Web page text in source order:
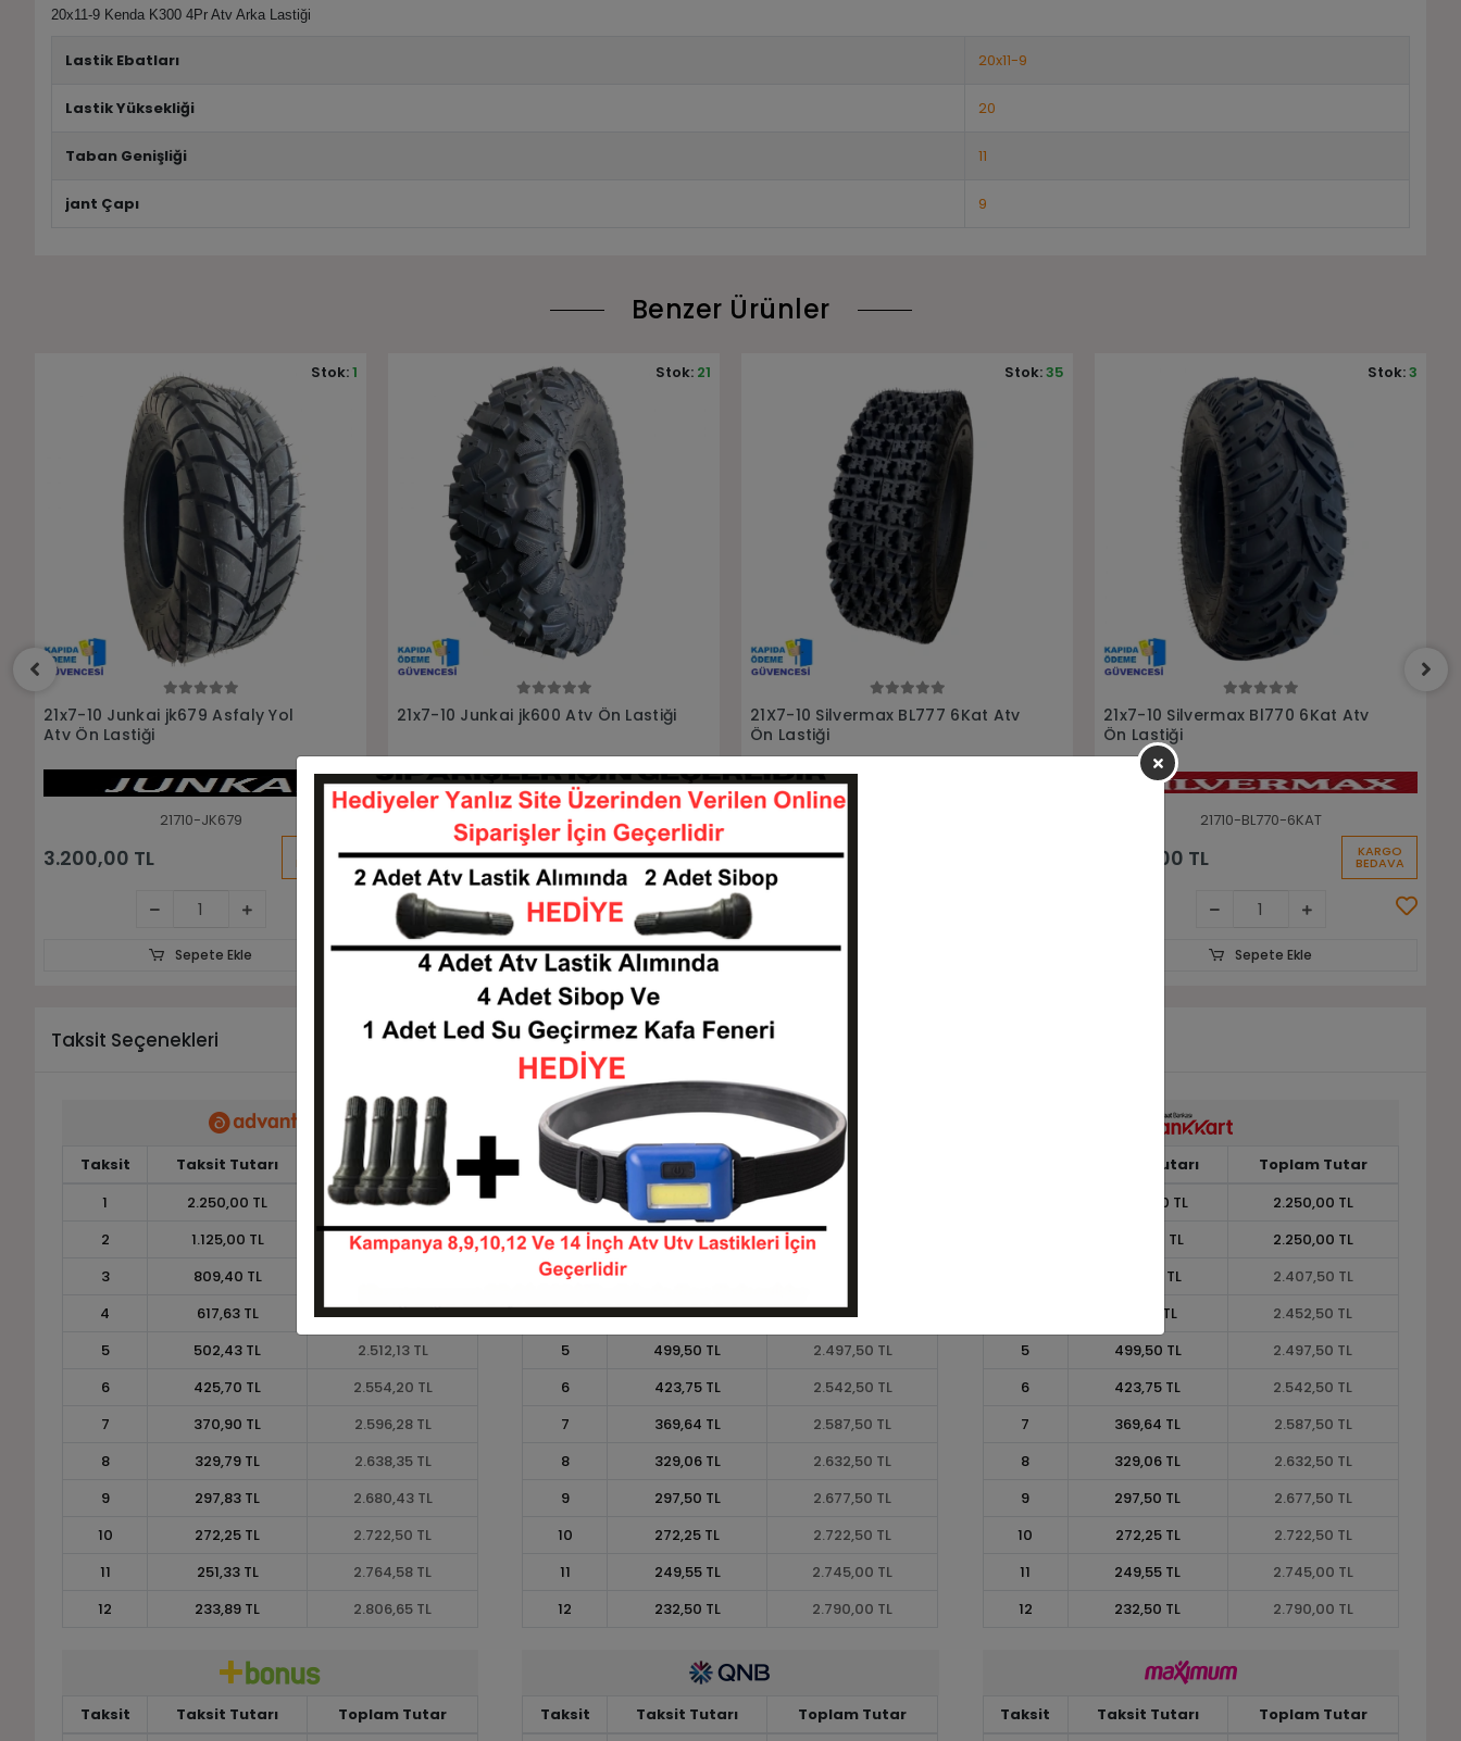
20x11-9 Kenda K300 4Pr Atv Arka Lastiği
Lastik Ebatları 20x11-9
Lastik Yüksekliği 20
Taban Genişliği 11
jant Çapı 9
Benzer Ürünler
21x7-10 Junkai jk600 Atv Ön Lastiği
21710-JK600
3.000,00 TL KARGO
BEDAVA
Stok:21
Sepete Ekle
21X7-10 Silvermax BL777 6Kat Atv
21710-BL777-6KAT
3.368,64 TL KARGO
BEDAVA
Stok:35
Sepete Ekle
21x7-10 Silvermax Bl770 6Kat Atv
Ön Lastiği
3.146,00 TL
Stok:3
21x7-10 20x10-9 Wattstone 6 Kat
Ön Arka Takım Atv Lastiği
21710-20109-Wattstone-6
13.700,00 TL KARGO
BEDAVA
Stok:1
Sepete Ekle
Taksit Seçenekleri
Taksit Taksit Tutarı
Toplam Tutar
1
2.250,00 TL
2.250,00 TL
2
1.125,00 TL
2.250,00 TL
3
809,40 TL
4
617,63 TL
2.470,50 TL
5
502,43 TL
2.512,13 TL
6
425,70 TL
2.554,20 TL
7
370,90 TL
2.596,28 TL
8
329,79 TL
2.638,35 TL
9
297,83 TL
2.680,43 TL
10
272,25 TL
2.722,50 TL
11
251,33 TL
2.764,58 TL
12
233,89 TL 2.806,65 TL
Taksit Taksit Tutarı
Toplam Tutar
2.250,00 TL
2
1.125,00 TL
2.250,00 TL
3
4
613,13 TL
2.452,50 TL
5
499,50 TL
2.497,50 TL
6
423,75 TL
2.542,50 TL
7
369,64 TL
2.587,50 TL
8
329,06 TL
2.632,50 TL
9
297,50 TL
2.677,50 TL
10
272,25 TL
2.722,50 TL
11
249,55 TL
2.745,00 TL
12
232,50 TL 2.790,00 TL
Taksit Tutarı
Toplam Tutar
2.250,00 TL
2.250,00 TL
1.125,00 TL
2.250,00 TL
802,50 TL
2.407,50 TL
613,13 TL
2.452,50 TL
5
499,50 TL
2.497,50 TL
6
423,75 TL
2.542,50 TL
7
369,64 TL
2.587,50 TL
8
329,06 TL
2.632,50 TL
9
297,50 TL
2.677,50 TL
10
272,25 TL
2.722,50 TL
11
249,55 TL
2.745,00 TL
12
232,50 TL 2.790,00 TL
Taksit Taksit Tutarı
Toplam Tutar
Taksit Taksit Tutarı
Toplam Tutar
Taksit Taksit Tutarı
Toplam Tutar